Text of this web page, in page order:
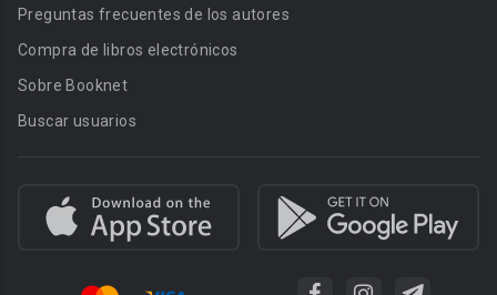
Preguntas frecuentes de los autores
Compra de libros electrónicos
Sobre Booknet
Buscar usuarios